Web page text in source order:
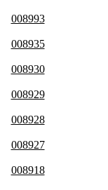
008993
008935
008930
008929
008928
008927
008918